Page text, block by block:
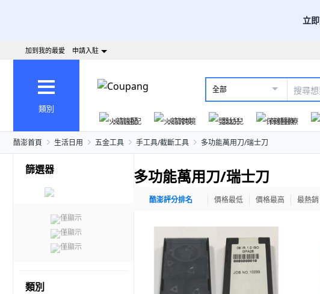
立
加到我的最愛 申請入駐
類別
全部
火箭速配
火箭跨境 嬰幼兒 保健醫療
酷澎首頁 生活日用 五金工具 手工具/截斷工具 多功能萬用刀/瑞士刀
篩選器
僅顯示
僅顯示
僅顯示
類別
多功能萬用刀/瑞士刀
酷澎評分排名 價格最低 價格最高 最熱銷